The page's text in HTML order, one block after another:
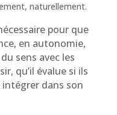
naturellement.
pour que
en autonomie,
sens avec les
qu’il évalue si ils
dans son